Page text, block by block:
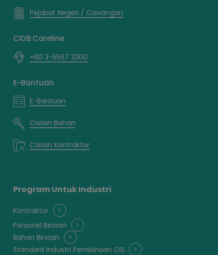
Pejabat Negeri / Cawangan
CIDB Careline
+60 3-5567 3300
E-Bantuan
E-Bantuan
Carian Bahan
Carian Kontraktor
Program Untuk Industri
Kontraktor
Personel Binaan
Bahan Binaan
Standard Industri Pembinaan CIS